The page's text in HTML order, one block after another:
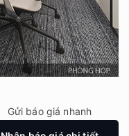
Gửi báo giá nhanh